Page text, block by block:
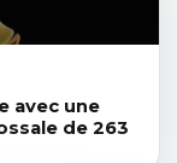
avec une
de 263